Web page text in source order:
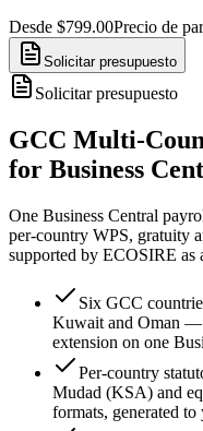
Desde $799.00Precio de
Solicitar presupuesto
Solicitar presupuesto
GCC Multi-
for Business
One Business Central
per-country WPS, gratuity
supported by ECOSIRE as
Six GCC
Kuwait and Oman —
extension on one
Per-country
Mudad (KSA) and
formats, generated